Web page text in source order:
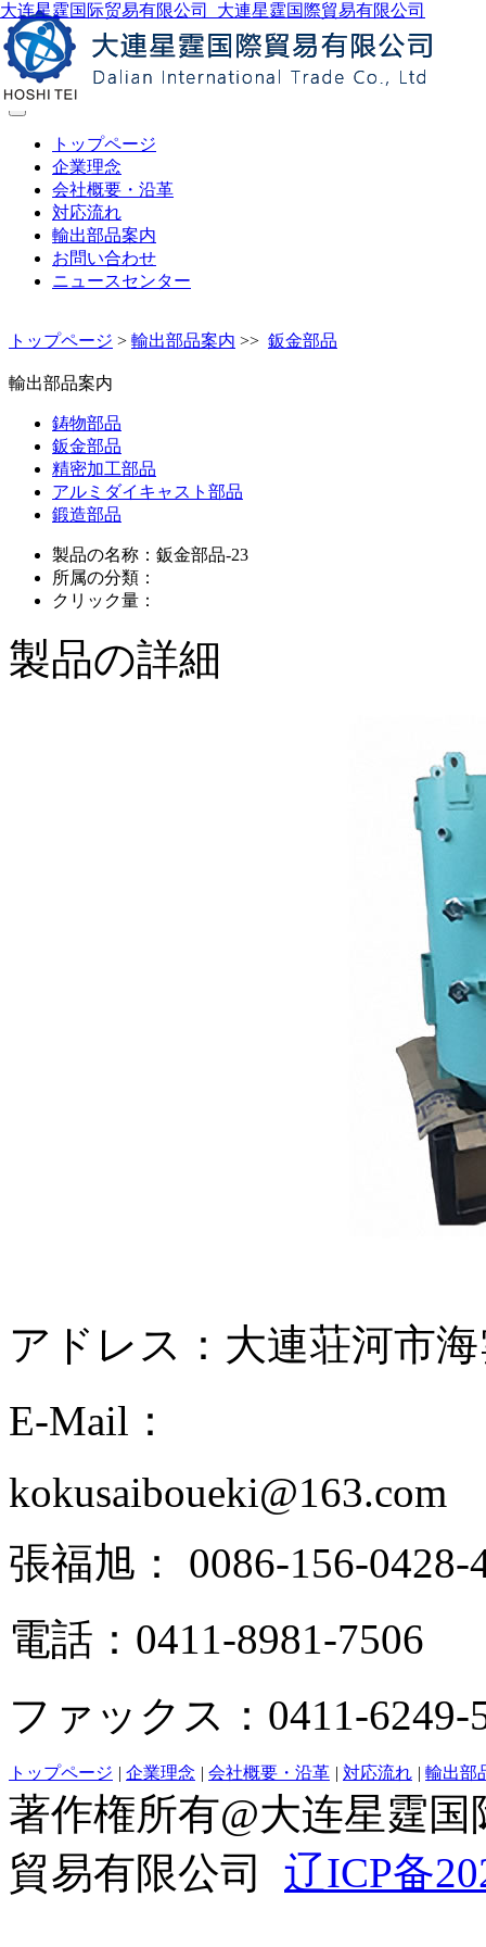
大连星霆国际贸易有限公司_大連星霆国際貿易有限公司
製品検索
トップページ
企業理念
会社概要・沿革
対応流れ
輸出部品案内
お問い合わせ
ニュースセンター
トップページ > 輸出部品案内 >> 鈑金部品
輸出部品案内
鋳物部品
鈑金部品
精密加工部品
アルミダイキャスト部品
鍛造部品
製品の名称： 鈑金部品-23
所属の分類：
クリック量：
製品の詳細
アドレス：大連荘河市
E-Mail：
kokusaiboueki@163.com
張福旭： 0086-156-0428-
電話：0411-8981-7506
ファックス：0411-6249-
トップページ | 企業理念 | 会社概要・沿革 | 対応流れ | 輸出部
著作権所有@大连星霆
貿易有限公司 辽ICP备